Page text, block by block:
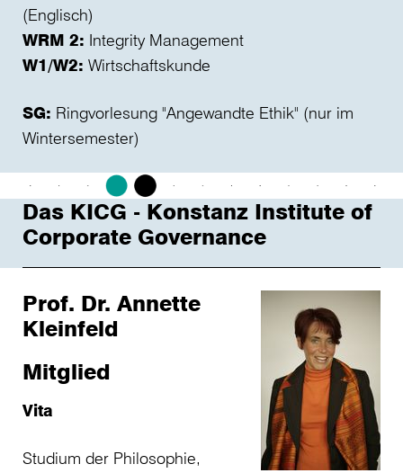
(Englisch)
WRM 2: Integrity Management
W1/W2: Wirtschaftskunde
SG: Ringvorlesung "Angewandte Ethik" (nur im
Wintersemester)
Das KICG - Konstanz Institute of
Corporate Governance
Prof. Dr. Annette
Kleinfeld
Mitglied
Vita
Studium der Philosophie,